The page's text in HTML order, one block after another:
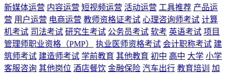
新媒体运营 内容运营 短视频运营 活动运营 工具推荐 产品运
营 用户运营 电商运营 教师资格证考试 心理咨询师考试 计算
机考试 司法考试 研究生考试 公务员考试 软考 英语考试 项目
管理师职业资格（PMP）
执业医师资格考试 会计职称考试 建
筑师考试 建造师考试 学前教育 其他教育 初中 高中 大学 小学
客服咨询 其他岗位 酒店餐饮 金融保险 汽车出行 教育培训
加